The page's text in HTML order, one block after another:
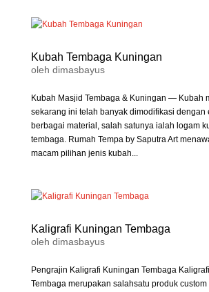
Kubah Tembaga Kuningan
oleh dimasbayus
Kubah Masjid Tembaga & Kuningan — Kubah
sekarang ini telah banyak dimodifikasi dengan
berbagai material, salah satunya ialah logam
tembaga. Rumah Tempa by Saputra Art
macam pilihan jenis kubah...
Kaligrafi Kuningan Tembaga
oleh dimasbayus
Pengrajin Kaligrafi Kuningan Tembaga
Tembaga merupakan salahsatu produk